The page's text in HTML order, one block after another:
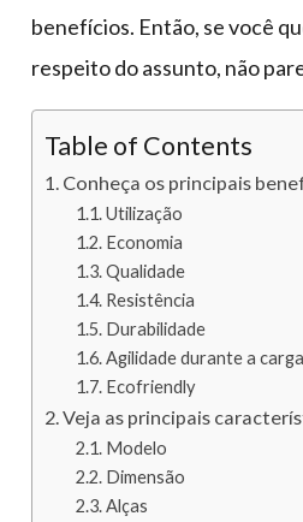
benefícios. Então, se você
respeito do assunto, não
Table of Contents
Conheça os principais
Utilização
Economia
Qualidade
Resistência
Durabilidade
Agilidade durante a
Ecofriendly
Veja as principais
Modelo
Dimensão
Alças